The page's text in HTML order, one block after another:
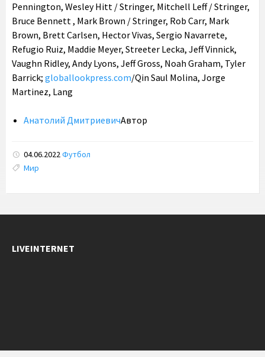
Pennington, Wesley Hitt / Stringer, Mitchell Leff / Stringer,
Bruce Bennett , Mark Brown / Stringer, Rob Carr, Mark
Brown, Brett Carlsen, Hector Vivas, Sergio Navarrete,
Refugio Ruiz, Maddie Meyer, Streeter Lecka, Jeff Vinnick,
Vaughn Ridley, Andy Lyons, Jeff Gross, Noah Graham, Tyler
Barrick; globallookpress.com/Qin Saul Molina, Jorge
Martinez, Lang
Анатолий ДмитриевичАвтор
04.06.2022Футбол
Tags:
Мир
LIVEINTERNET